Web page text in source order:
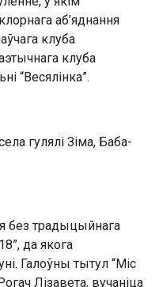
аб’яднання
клуба
клуба
“Весялінка”.
гулялі Зіма, Баба-
без традыцыйнага
да якога
Галоўны тытул “Міс
Лізавета, вучаніца